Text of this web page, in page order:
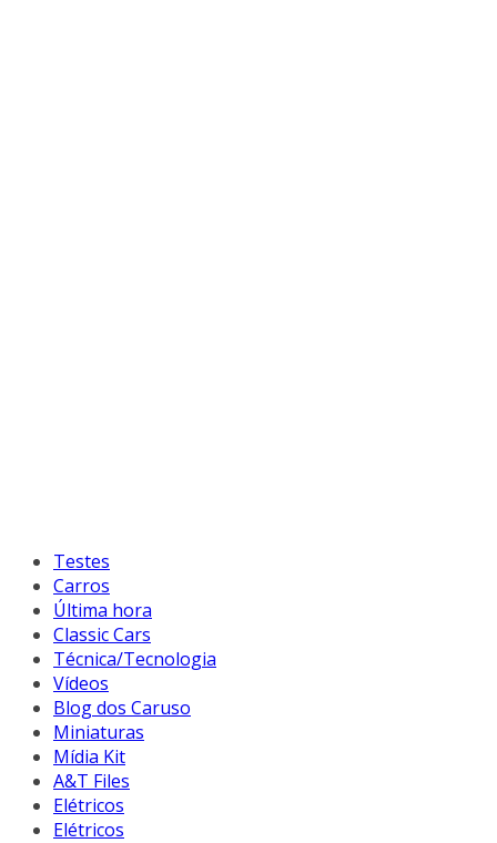
Testes
Carros
Última hora
Classic Cars
Técnica/Tecnologia
Vídeos
Blog dos Caruso
Miniaturas
Mídia Kit
A&T Files
Elétricos
Elétricos